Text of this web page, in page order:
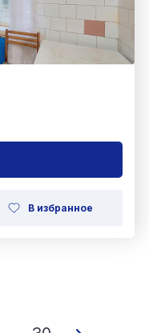
В избранное